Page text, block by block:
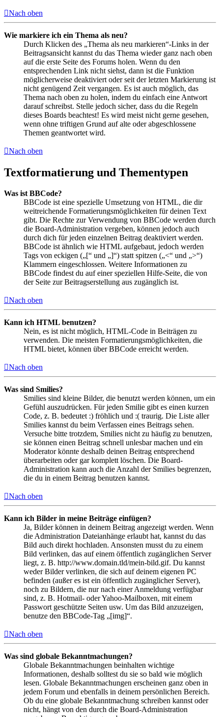
Nach oben
Wie markiere ich ein Thema als neu?
Durch Klicken des „Thema als neu markieren“-Links in der
Beitragsansicht kannst du das Thema wieder ganz nach oben
auf die erste Seite des Forums holen. Wenn du den
entsprechenden Link nicht siehst, dann ist die Funktion
möglicherweise deaktiviert oder seit der letzten Markierung ist
nicht genügend Zeit vergangen. Es ist auch möglich, das
Thema nach oben zu holen, indem du einfach eine Antwort
darauf schreibst. Stelle jedoch sicher, dass du die Regeln
dieses Boards beachtest! Es wird meist nicht gerne gesehen,
wenn ohne triftigen Grund auf alte oder abgeschlossene
Themen geantwortet wird.
Nach oben
Textformatierung und Thementypen
Was ist BBCode?
BBCode ist eine spezielle Umsetzung von HTML, die dir
weitreichende Formatierungsmöglichkeiten für deinen Text
gibt. Die Rechte zur Verwendung von BBCode werden durch
die Board-Administration vergeben, können jedoch auch
durch dich für jeden einzelnen Beitrag deaktiviert werden.
BBCode ist ähnlich wie HTML aufgebaut, jedoch werden
Tags von eckigen („[“ und „]“) statt spitzen („<“ und „>“)
Klammern eingeschlossen. Weitere Informationen zu
BBCode findest du auf einer speziellen Hilfe-Seite, die von
der Seite zur Beitragserstellung aus zugänglich ist.
Nach oben
Kann ich HTML benutzen?
Nein, es ist nicht möglich, HTML-Code in Beiträgen zu
verwenden. Die meisten Formatierungsmöglichkeiten, die
HTML bietet, können über BBCode erreicht werden.
Nach oben
Was sind Smilies?
Smilies sind kleine Bilder, die benutzt werden können, um ein
Gefühl auszudrücken. Für jeden Smilie gibt es einen kurzen
Code, z. B. bedeutet :) fröhlich und :( traurig. Die Liste aller
Smilies kannst du beim Verfassen eines Beitrags sehen.
Versuche bitte trotzdem, Smilies nicht zu häufig zu benutzen,
sie können einen Beitrag schnell unlesbar machen und ein
Moderator könnte deshalb deinen Beitrag entsprechend
überarbeiten oder gar komplett löschen. Die Board-
Administration kann auch die Anzahl der Smilies begrenzen,
die du in einem Beitrag benutzen kannst.
Nach oben
Kann ich Bilder in meine Beiträge einfügen?
Ja, Bilder können in deinem Beitrag angezeigt werden. Wenn
die Administration Dateianhänge erlaubt hat, kannst du das
Bild auch direkt hochladen. Ansonsten musst du zu einem
Bild verlinken, das auf einem öffentlich zugänglichen Server
liegt, z. B. http://www.domain.tld/mein-bild.gif. Du kannst
weder Bilder verlinken, die sich auf deinem eigenen PC
befinden (außer es ist ein öffentlich zugänglicher Server),
noch zu Bildern, die nur nach einer Anmeldung verfügbar
sind, z. B. Hotmail- oder Yahoo-Mailboxen, mit einem
Passwort geschützte Seiten usw. Um das Bild anzuzeigen,
benutze den BBCode-Tag „[img]“.
Nach oben
Was sind globale Bekanntmachungen?
Globale Bekanntmachungen beinhalten wichtige
Informationen, deshalb solltest du sie so bald wie möglich
lesen. Globale Bekanntmachungen erscheinen ganz oben in
jedem Forum und ebenfalls in deinem persönlichen Bereich.
Ob du eine globale Bekanntmachung schreiben kannst oder
nicht, hängt von den durch die Board-Administration